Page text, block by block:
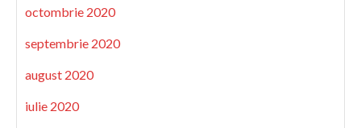
octombrie 2020
septembrie 2020
august 2020
iulie 2020